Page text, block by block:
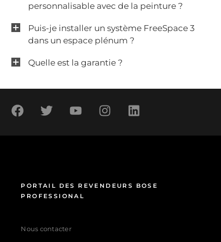
personnalisable avec de la peinture ?
Puis-je installer un système FreeSpace 3
dans un espace plénum ?
Quelle est la garantie ?
PORTAIL DES REVENDEURS BOSE
PROFESSIONAL
Nous contacter